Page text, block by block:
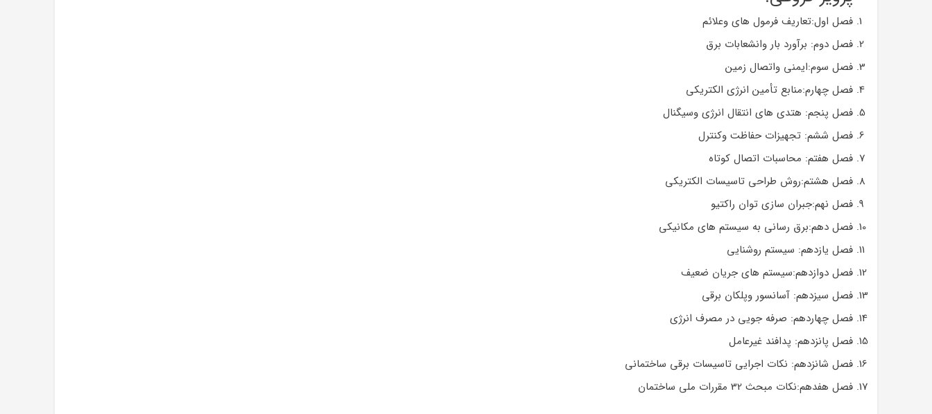
فصل اول:تعاریف فرمول های وعلائم
فصل دوم: برآورد بار وانشعابات برق
فصل سوم:ایمنی واتصال زمین
فصل چهارم:منابع تأمین انرژی الکتریکی
فصل پنجم: هتدی های انتقال انرژی وسیگنال
فصل ششم: تجهیزات حفاظت وکنترل
فصل هفتم: محاسبات اتصال کوتاه
فصل هشتم:روش طراحی تاسیسات الکتریکی
فصل نهم:جبران سازی توان راکتیو
فصل دهم:برق رسانی به سیستم های مکانیکی
فصل یازدهم: سیستم روشنایی
فصل دوازدهم:سیستم های جریان ضعیف
فصل سیزدهم: آسانسور وپلکان برقی
فصل چهاردهم: صرفه جویی در مصرف انرژی
فصل پانزدهم: پدافند غیرعامل
فصل شانزدهم: نکات اجرایی تاسیسات برقی ساختمانی
فصل هفدهم:نکات مبحث 32 مقررات ملی ساختمان